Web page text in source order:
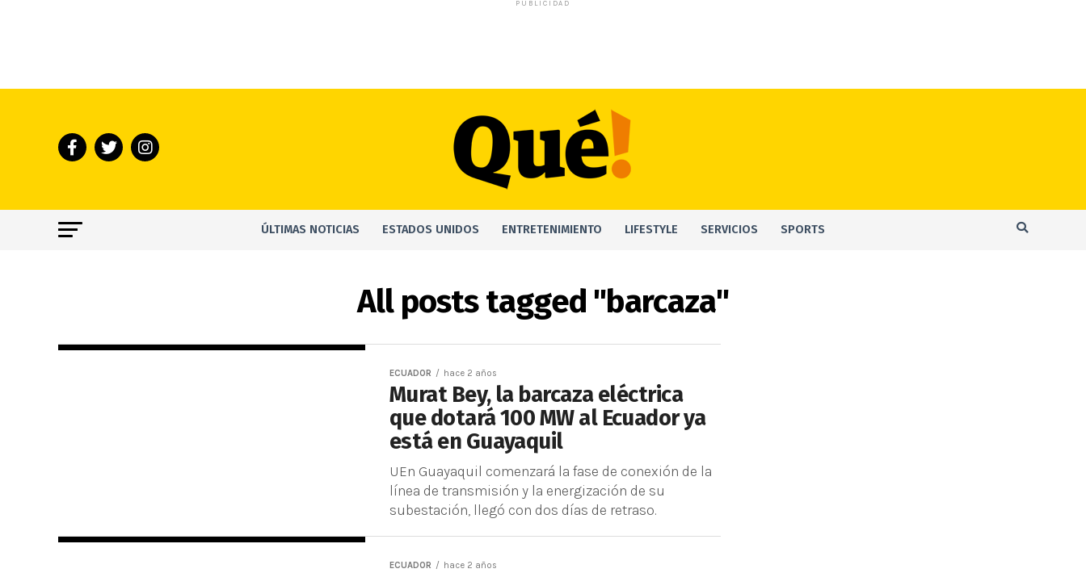
PUBLICIDAD
ÚLTIMAS NOTICIAS ESTADOS UNIDOS ENTRETENIMIENTO LIFESTYLE SERVICIOS SPORTS
All posts tagged "barcaza"
ECUADOR hace 2 años
Murat Bey, la barcaza eléctrica
que dotará 100 MW al Ecuador ya
está en Guayaquil
UEn Guayaquil comenzará la fase de conexión de la
línea de transmisión y la energización de su
subestación, llegó con dos días de retraso.
ECUADOR hace 2 años